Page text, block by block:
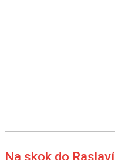
Na skok do